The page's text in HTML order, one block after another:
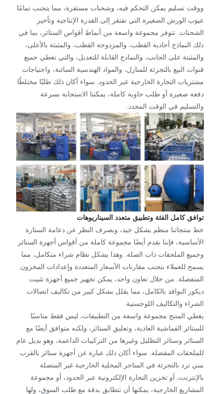
ووقت تسليم يمكن التحكم فيه، وشحنات مستقرة، مما يتجنب تمامًا
عيوب الورش الصغيرة التي تفتقر إلى القدرة الإنتاجية وتأخير
الشحنات. تتوفر مجموعة واسعة من أنماط أقواس الستائر، بما في
ذلك النماذج أحادية القطب، والمزدوجة القطب، والمثبتة بالأعلى،
والمثبتة على الجانب، والنماذج القابلة للتعديل، والتي تغطي جميع
قنوات البيع بالتجزئة للمنازل، والمواد الهندسية السائبة، واحتياجات
مشتريات التجارة الخارجية عبر الحدود. سواء أكان ذلك طلبًا مختلطًا
دفعة صغيرة أو طلب حاوية كاملة، يمكننا الاستجابة بسرعة
والتسليم في الوقت المحدد.
توافق كامل الفئة وتطبيق متعدد السيناريوهات
خط منتجاتنا منظم بشكل جيد، وبصرف النظر عن دعامة الستارة
الأساسية، فإننا نقدم أيضًا مجموعة كاملة من أقواس أجهزة الستائر
وجميع الملحقات ذات الصلة. وهذا يشكل نظام شراء متكامل، مما
يسمح للعملاء بتجنب مقارنات الأسعار المتعددة وإعدادات المخزون
المنفصلة. من خلال تعاون واحد، يمكن تجهيز جميع أجهزة تثبيت
ديكور النوافذ بالكامل، مما يقلل بشكل كبير من تكاليف اتصالات
الشراء والتكاليف اللوجستية.
يغطي المنتج مجموعة واسعة من التطبيقات، ليس فقط مناسبًا
للستائر القماشية العادية، وتعليق الستائر، ولكنه متوافق أيضًا مع
الستائر وستائر التظليل وغيرها من التركيبات الداعمة، وهو بديل عام
للملحقات المفضلة. سواء أكان ذلك عبارة عن أجهزة ستائر بالقرب
مني ترد بالتجزئة في المتاجر المحلية الخارجية غير المتصلة
بالإنترنت، أو تخزين التجارة الإلكترونية عبر الحدود، أو مجموعة
المشاريع الخارجية، يمكنها أن تتطابق بدقة مع طلب السوق، ولها